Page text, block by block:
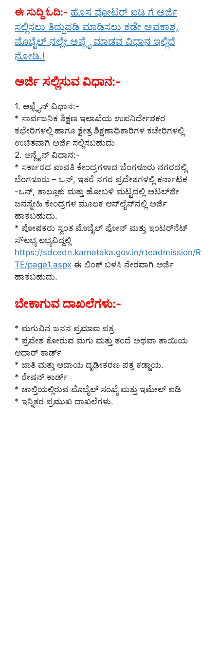
ಈ ಸುದ್ದಿ ಓದಿ:- ಹೊಸ ವೋಟರ್ ಐಡಿ ಗೆ ಅರ್ಜಿ
ಸಲ್ಲಿಸಲು ತಿದ್ದುಪಡಿ ಮಾಡಿಸಲು ಕಡೇ ಅವಕಾಶ,
ಮೊಬೈಲ್ ನಲ್ಲೇ ಅಪ್ಲೈ ಮಾಡವ ವಿಧಾನ ಇಲ್ಲಿದೆ
ನೋಡಿ.!
ಅರ್ಜಿ ಸಲ್ಲಿಸುವ ವಿಧಾನ:-
1. ಆಫ್ಲೈನ್ ವಿಧಾನ:-
* ಸಾರ್ವಜನಿಕ ಶಿಕ್ಷಣ ಇಲಾಖೆಯ ಉಪನಿರ್ದೇಶಕರ
ಕಛೇರಿಗಳಲ್ಲಿ ಹಾಗೂ ಕ್ಷೇತ್ರ ಶಿಕ್ಷಣಾಧಿಕಾರಿಗಳ ಕಚೇರಿಗಳಲ್ಲಿ
ಉಚಿತವಾಗಿ ಅರ್ಜಿ ಸಲ್ಲಿಸಬಹುದು
2. ಆನ್ಲೈನ್ ವಿಧಾನ:-
* ಸರ್ಕಾರದ ಪಾವತಿ ಕೇಂದ್ರಗಳಾದ ಬೆಂಗಳೂರು ನಗರದಲ್ಲಿ
ಬೆಂಗಳೂರು – ಒನ್‌, ಇತರೆ ನಗರ ಪ್ರದೇಶಗಳಲ್ಲಿ ಕರ್ನಾಟಕ
-ಒನ್, ತಾಲ್ಲೂಕು ಮತ್ತು ಹೋಬಳಿ ಮಟ್ಟದಲ್ಲಿ ಅಟಲ್‌ಜೀ
ಜನಸ್ನೇಹಿ ಕೇಂದ್ರಗಳ ಮೂಲಕ ಆನ್‌ಲೈನ್‌ನಲ್ಲಿ ಅರ್ಜಿ
ಹಾಕಬಹುದು.
* ಪೋಷಕರು ಸ್ವಂತ ಮೊಬೈಲ್‌ ಫೋನ್‌ ಮತ್ತು ಇಂಟರ್‌ನೆಟ್‌
ಸೌಲಭ್ಯ ಲಭ್ಯವಿದ್ದಲ್ಲಿ
https://sdcedn.karnataka.gov.in/rteadmission/R
TE/page1.aspx ಈ ಲಿಂಕ್ ಬಳಸಿ ನೇರವಾಗಿ ಅರ್ಜಿ
ಹಾಕಬಹುದು.
ಬೇಕಾಗುವ ದಾಖಲೆಗಳು:-
* ಮಗುವಿನ ಜನನ ಪ್ರಮಾಣ ಪತ್ರ
* ಪ್ರವೇಶ ಕೋರುವ ಮಗು ಮತ್ತು ತಂದೆ ಅಥವಾ ತಾಯಿಯ
ಆಧಾರ್ ಕಾರ್ಡ್
* ಜಾತಿ ಮತ್ತು ಆದಾಯ ದೃಢೀಕರಣ ಪತ್ರ ಕಡ್ಡಾಯ.
* ರೇಷನ್ ಕಾರ್ಡ್
* ಚಾಲ್ತಿಯಲ್ಲಿರುವ ಮೊಬೈಲ್ ಸಂಖ್ಯೆ ಮತ್ತು ಇಮೇಲ್ ಐಡಿ
* ಇನ್ನಿತರ ಪ್ರಮುಖ ದಾಖಲೆಗಳು.